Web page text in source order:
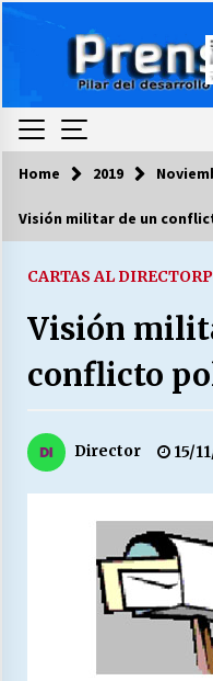
COLUMNISTA
cuándo
HISTORIA
28/07/
27/07/
LABORAL:
13/07/
Escuela
25/06/
Home 2019
Visión militar de un
CARTAS AL DIRECTOR
Visión
conflicto
Director 15/